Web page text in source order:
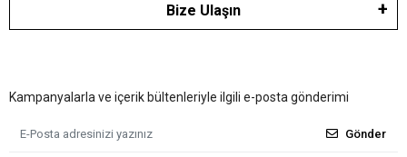
Bize Ulaşın
Kampanyalarla ve içerik bültenleriyle ilgili e-posta gönderimi
Gönder